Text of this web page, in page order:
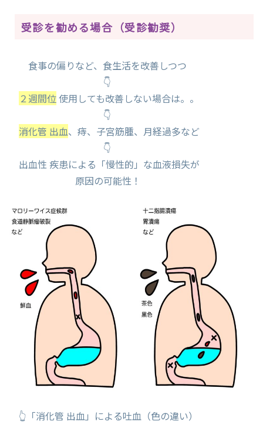
受診を勧める場合（受診勧奨）
食事の偏りなど、食生活を改善しつつ
👇
２週間位使用しても改善しない場合は。。
👇
消化管 出血、痔、子宮筋腫、月経過多など
👇
出血性 疾患による「慢性的」な血液損失が
原因の可能性！
👆「消化管 出血」による吐血（色の違い）